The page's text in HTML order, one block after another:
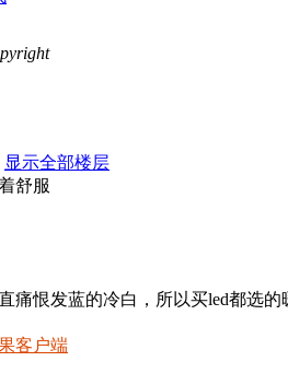
显示全部楼层
舒服
痛恨发蓝的冷白，所以买led都选
客户端